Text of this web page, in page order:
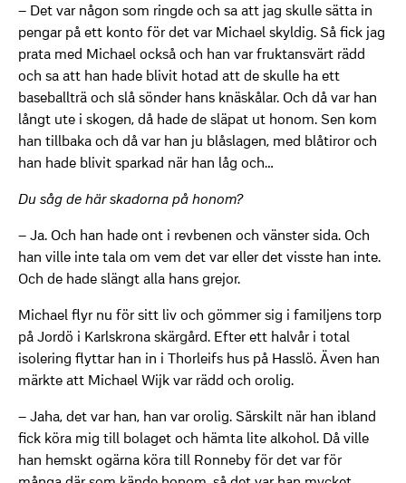
– Det var någon som ringde och sa att jag skulle sätta in
pengar på ett konto för det var Michael skyldig. Så fick jag
prata med Michael också och han var fruktansvärt rädd
och sa att han hade blivit hotad att de skulle ha ett
baseballträ och slå sönder hans knäskålar. Och då var han
långt ute i skogen, då hade de släpat ut honom. Sen kom
han tillbaka och då var han ju blåslagen, med blåtiror och
han hade blivit sparkad när han låg och…
Du såg de här skadorna på honom?
– Ja. Och han hade ont i revbenen och vänster sida. Och
han ville inte tala om vem det var eller det visste han inte.
Och de hade slängt alla hans grejor.
Michael flyr nu för sitt liv och gömmer sig i familjens torp
på Jordö i Karlskrona skärgård. Efter ett halvår i total
isolering flyttar han in i Thorleifs hus på Hasslö. Även han
märkte att Michael Wijk var rädd och orolig.
– Jaha, det var han, han var orolig. Särskilt när han ibland
fick köra mig till bolaget och hämta lite alkohol. Då ville
han hemskt ogärna köra till Ronneby för det var för